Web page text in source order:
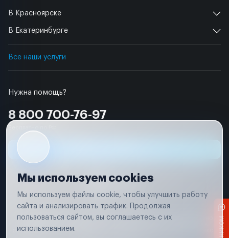
Нужна помощь?
8 800 700-76-97
В Красноярске
В Екатеринбурге
Все наши услуги
Условия использования
Вся информация, представленная на сайте, носит исключительно
соответствии с положениями статьи 437 (п. 2) Гражданского кодекса
Мы используем cookies
Мы используем файлы cookie, чтобы улучшить работу
сайта и анализировать трафик. Продолжая
пользоваться сайтом, вы соглашаетесь с их
использованием.